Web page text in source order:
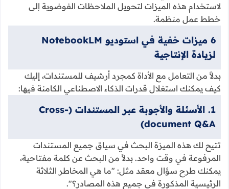
لاستخدام هذه الميزات لتحويل الملاحظات الفوضوية إلى
خطط عمل منظمة.
6 ميزات خفية في استوديو NotebookLM
لزيادة الإنتاجية
بدلاً من التعامل مع الأداة كمجرد أرشيف للمستندات، إليك
كيف يمكنك استغلال قدرات الذكاء الاصطناعي الكامنة فيها:
1. الأسئلة والأجوبة عبر المستندات (Cross-
document Q&A)
تتيح لك هذه الميزة البحث في سياق جميع المستندات
المرفوعة في وقت واحد. بدلاً من البحث عن كلمة مفتاحية،
يمكنك طرح سؤال معقد مثل: "ما هي المخاطر الثلاثة
الرئيسية المذكورة في جميع هذه المصادر؟".